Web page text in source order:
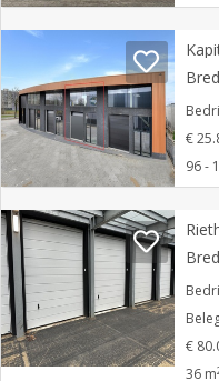
adverteren
Registreren
Login
€
96 -
€
36 m